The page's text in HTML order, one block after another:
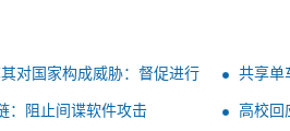
对国家构成威胁：督促进行
共享单
：阻止间谍软件攻击 高校回